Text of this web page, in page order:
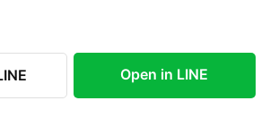
Open in LINE